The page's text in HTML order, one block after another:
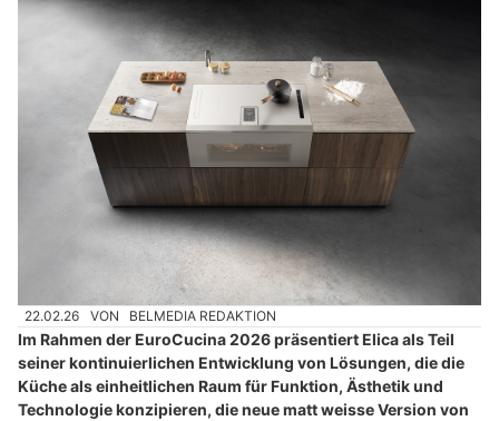
22.02.26 VON BELMEDIA REDAKTION
Im Rahmen der EuroCucina 2026 präsentiert Elica als Teil
seiner kontinuierlichen Entwicklung von Lösungen, die die
Küche als einheitlichen Raum für Funktion, Ästhetik und
Technologie konzipieren, die neue matt weisse Version von